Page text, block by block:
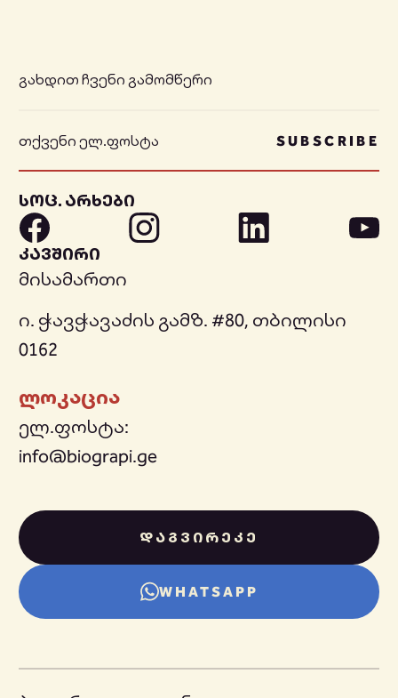
გახდით ჩვენი გამომწერი
SUBSCRIBE
სოც. არხები
კავშირი
მისამართი
ი. ჭავჭავაძის გამზ. #80, თბილისი
0162
ლოკაცია
ელ.ფოსტა:
info@biograpi.ge
ᲓᲐᲒᲕᲘᲠᲔᲙᲔ
WHATSAPP